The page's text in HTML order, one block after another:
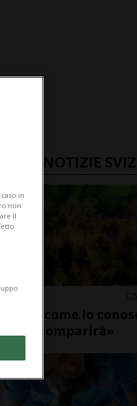
NOTIZIE
bosco come lo
scomparirà»
in
non
il